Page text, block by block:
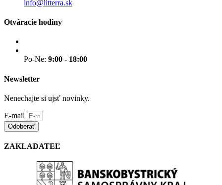
info@litterra.sk
Otváracie hodiny
Po-Ne: 9:00 - 18:00
Newsletter
Nenechajte si ujsť novinky.
E-mail
Odoberať
ZAKLADATEĽ